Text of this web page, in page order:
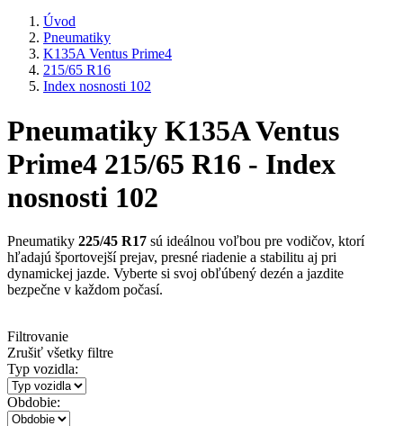
Úvod
Pneumatiky
K135A Ventus Prime4
215/65 R16
Index nosnosti 102
Pneumatiky K135A Ventus
Prime4 215/65 R16 - Index
nosnosti 102
Pneumatiky 225/45 R17 sú ideálnou voľbou pre vodičov, ktorí
hľadajú športovejší prejav, presné riadenie a stabilitu aj pri
dynamickej jazde. Vyberte si svoj obľúbený dezén a jazdite
bezpečne v každom počasí.
Filtrovanie
Zrušiť všetky filtre
Typ vozidla:
Obdobie: